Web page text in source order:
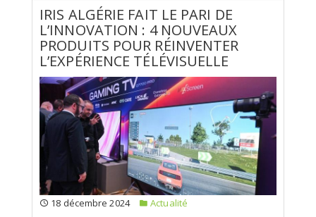
IRIS ALGÉRIE FAIT LE PARI DE
L’INNOVATION : 4 NOUVEAUX
PRODUITS POUR RÉINVENTER
L’EXPÉRIENCE TÉLÉVISUELLE
18 décembre 2024
Actualité